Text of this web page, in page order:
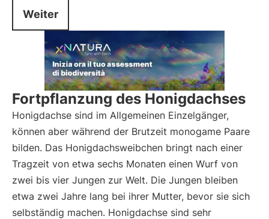
Weiter
Fortpflanzung des Honigdachses
Honigdachse sind im Allgemeinen Einzelgänger,
können aber während der Brutzeit monogame Paare
bilden. Das Honigdachsweibchen bringt nach einer
Tragzeit von etwa sechs Monaten einen Wurf von
zwei bis vier Jungen zur Welt. Die Jungen bleiben
etwa zwei Jahre lang bei ihrer Mutter, bevor sie sich
selbständig machen. Honigdachse sind sehr